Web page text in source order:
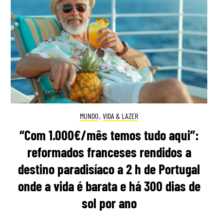
MUNDO, VIDA & LAZER
“Com 1.000€/mês temos tudo aqui”:
reformados franceses rendidos a
destino paradisíaco a 2 h de Portugal
onde a vida é barata e há 300 dias de
sol por ano